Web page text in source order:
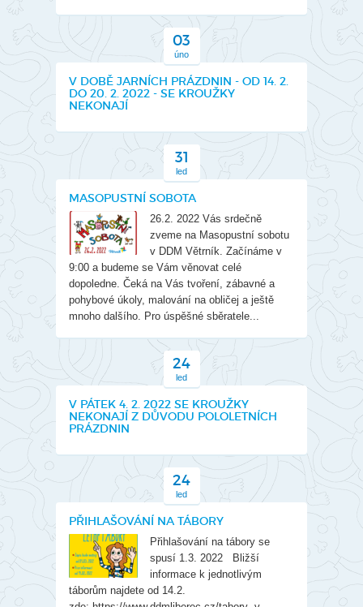
03
úno
V DOBĚ JARNÍCH PRÁZDNIN - OD 14. 2.
DO 20. 2. 2022 - SE KROUŽKY
NEKONAJÍ
31
led
MASOPUSTNÍ SOBOTA
26.2. 2022 Vás srdečně
zveme na Masopustní sobotu
v DDM Větrník. Začínáme v
9:00 a budeme se Vám věnovat celé
dopoledne. Čeká na Vás tvoření, zábavné a
pohybové úkoly, malování na obličej a ještě
mnoho dalšího. Pro úspěšné sběratele...
24
led
V PÁTEK 4. 2. 2022 SE KROUŽKY
NEKONAJÍ Z DŮVODU POLOLETNÍCH
PRÁZDNIN
24
led
PŘIHLAŠOVÁNÍ NA TÁBORY
Přihlašování na tábory se
spusí 1.3. 2022 Bližší
informace k jednotlivým
táborům najdete od 14.2.